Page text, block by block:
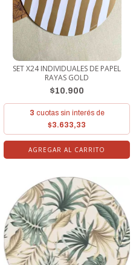
SET X24 INDIVIDUALES DE PAPEL
RAYAS GOLD
$10.900
3 cuotas sin interés de
$3.633,33